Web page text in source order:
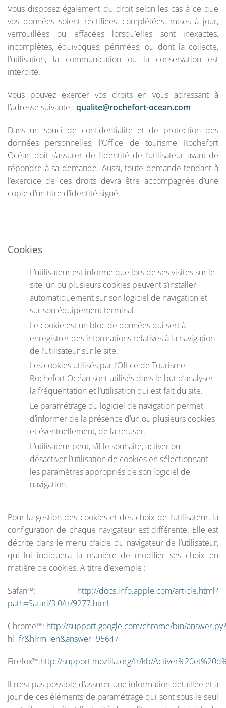
Vous disposez également du droit selon les cas à ce que
vos données soient rectifiées, complétées, mises à jour,
verrouillées ou effacées lorsqu’elles sont inexactes,
incomplètes, équivoques, périmées, ou dont la collecte,
l’utilisation, la communication ou la conservation est
interdite.
Vous pouvez exercer vos droits en vous adressant à
l’adresse suivante : qualite@rochefort-ocean.com
Dans un souci de confidentialité et de protection des
données personnelles, l’Office de tourisme Rochefort
Océan doit s’assurer de l’identité de l‘utilisateur avant de
répondre à sa demande. Aussi, toute demande tendant à
l’exercice de ces droits devra être accompagnée d’une
copie d’un titre d’identité signé.
Cookies
L’utilisateur est informé que lors de ses visites sur le
site, un ou plusieurs cookies peuvent s’installer
automatiquement sur son logiciel de navigation et
sur son équipement terminal.
Le cookie est un bloc de données qui sert à
enregistrer des informations relatives à la navigation
de l’utilisateur sur le site.
Les cookies utilisés par l’Office de Tourisme
Rochefort Océan sont utilisés dans le but d’analyser
la fréquentation et l’utilisation qui est fait du site.
Le paramétrage du logiciel de navigation permet
d’informer de la présence d’un ou plusieurs cookies
et éventuellement, de la refuser.
L’utilisateur peut, s’il le souhaite, activer ou
désactiver l’utilisation de cookies en sélectionnant
les paramètres appropriés de son logiciel de
navigation.
Pour la gestion des cookies et des choix de l’utilisateur, la
configuration de chaque navigateur est différente. Elle est
décrite dans le menu d’aide du navigateur de l’utilisateur,
qui lui indiquera la manière de modifier ses choix en
matière de cookies. A titre d’exemple :
Safari™: http://docs.info.apple.com/article.html?
path=Safari/3.0/fr/9277.html
Chrome™: http://support.google.com/chrome/bin/answer.py?
hl=fr&hlrm=en&answer=95647
Firefox™:http://support.mozilla.org/fr/kb/
Il n’est pas possible d’assurer une information détaillée et à
jour de ces éléments de paramétrage qui sont sous le seul